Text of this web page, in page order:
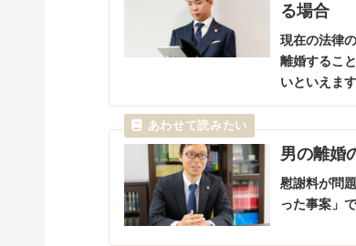
る場合
現在の法律
離婚するこ
いといえます
男の離婚
慰謝料が問
った事案」で